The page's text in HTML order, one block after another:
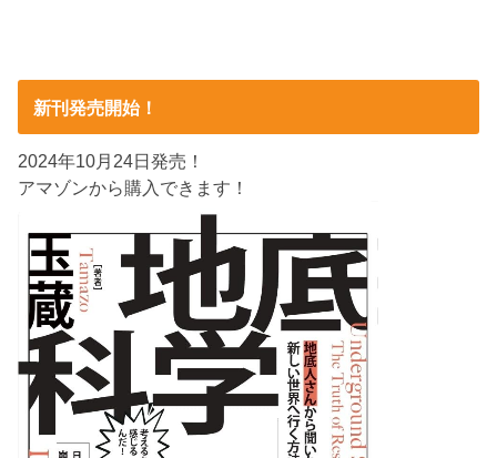
新刊発売開始！
2024年10月24日発売！
アマゾンから購入できます！